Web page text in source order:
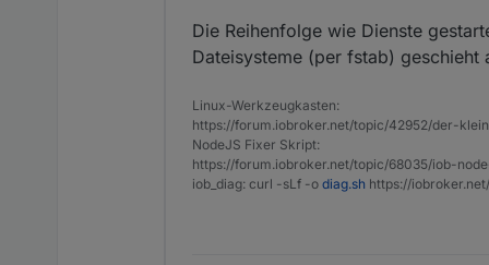
Die Reihenfolge wie Dienste
Dateisysteme (per fstab)
Linux-Werkzeugkasten:
https://forum.iobroker.net/topic/42952/der-
NodeJS Fixer Skript:
https://forum.iobroker.net/topic/68035/iob-
iob_diag: curl -sLf -o diag.sh https://